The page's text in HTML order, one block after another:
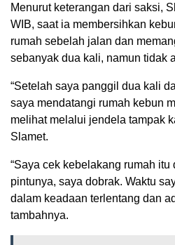
Menurut keterangan dari saksi,
WIB, saat ia membersihkan
rumah sebelah jalan dan
sebanyak dua kali, namun tidak
“Setelah saya panggil dua kali
saya mendatangi rumah kebun
melihat melalui jendela tampak
Slamet.
“Saya cek kebelakang rumah itu
pintunya, saya dobrak. Waktu
dalam keadaan terlentang dan
tambahnya.